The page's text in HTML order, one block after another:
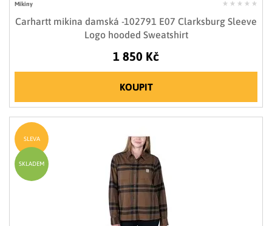
Mikiny
Carhartt mikina damská -102791 E07 Clarksburg Sleeve
Logo hooded Sweatshirt
1 850 Kč
KOUPIT
SLEVA
SKLADEM